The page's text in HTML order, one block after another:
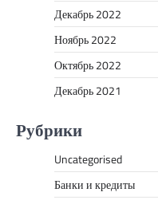
Декабрь 2022
Ноябрь 2022
Октябрь 2022
Декабрь 2021
Рубрики
Uncategorised
Банки и кредиты